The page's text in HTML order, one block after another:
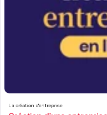
La création d'entreprise